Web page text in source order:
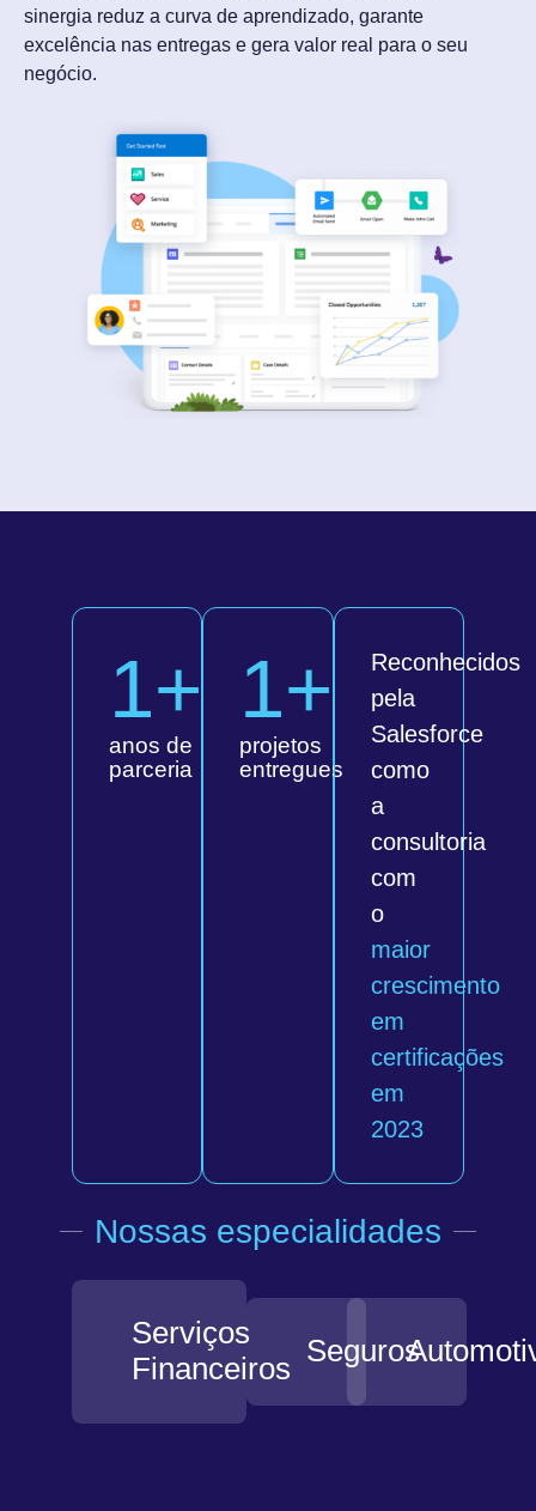
sinergia reduz a curva de aprendizado, garante
excelência nas entregas e gera valor real para o seu
negócio.
anos de
parceria
1+
projetos
entregues
1+
Reconhecidos
pela
Salesforce
como
a
consultoria
com
o
maior
crescimento
em
certificações
em
2023
Nossas especialidades
Serviços
Financeiros Seguros